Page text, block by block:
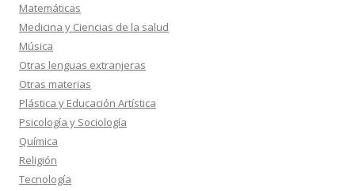
Matemáticas
Medicina y Ciencias de la salud
Música
Otras lenguas extranjeras
Otras materias
Plástica y Educación Artística
Psicología y Sociología
Química
Religión
Tecnología